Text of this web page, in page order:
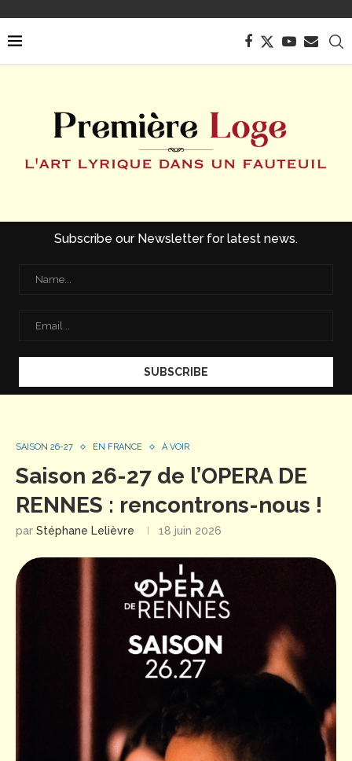
Subscribe our Newsletter for latest news.
SAISON 26-27 EN FRANCE À VOIR
Saison 26-27 de l’OPERA DE
RENNES : rencontrons-nous !
par Stéphane Lelièvre 18 juin 2026